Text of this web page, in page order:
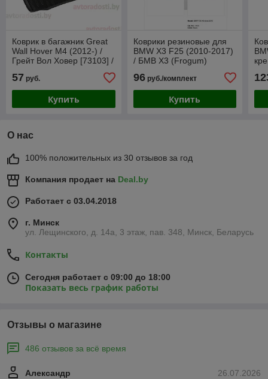
Коврик в багажник Great
Wall Hover M4 (2012-) /
Грейт Вол Ховер [73103] /
57 руб.
Купить
Коврики резиновые для
BMW X3 F25 (2010-2017)
/ БМВ Х3 (Frogum)
96руб./комплект
Купить
О нас
100% положительных из 30 отзывов за год
Компания продает на Deal.by
Работает с 03.04.2018
г. Минск
ул. Лещинского, д. 14а, 3 этаж, пав. 348, Минск, Беларусь
Контакты
Сегодня работает с 09:00 до 18:00
Показать весь график работы
Отзывы о магазине
486 отзывов за всё время
26.07.2026
Александр